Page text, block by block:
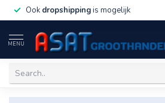
Ook dropshippingis mogelijk
MENU